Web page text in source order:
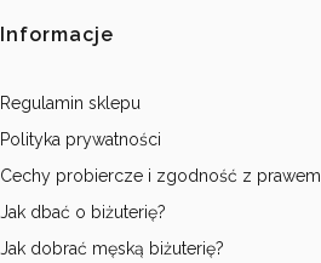
Linki w stopce
Informacje
Regulamin sklepu
Polityka prywatności
Cechy probiercze i zgodność z prawem
Jak dbać o biżuterię?
Jak dobrać męską biżuterię?